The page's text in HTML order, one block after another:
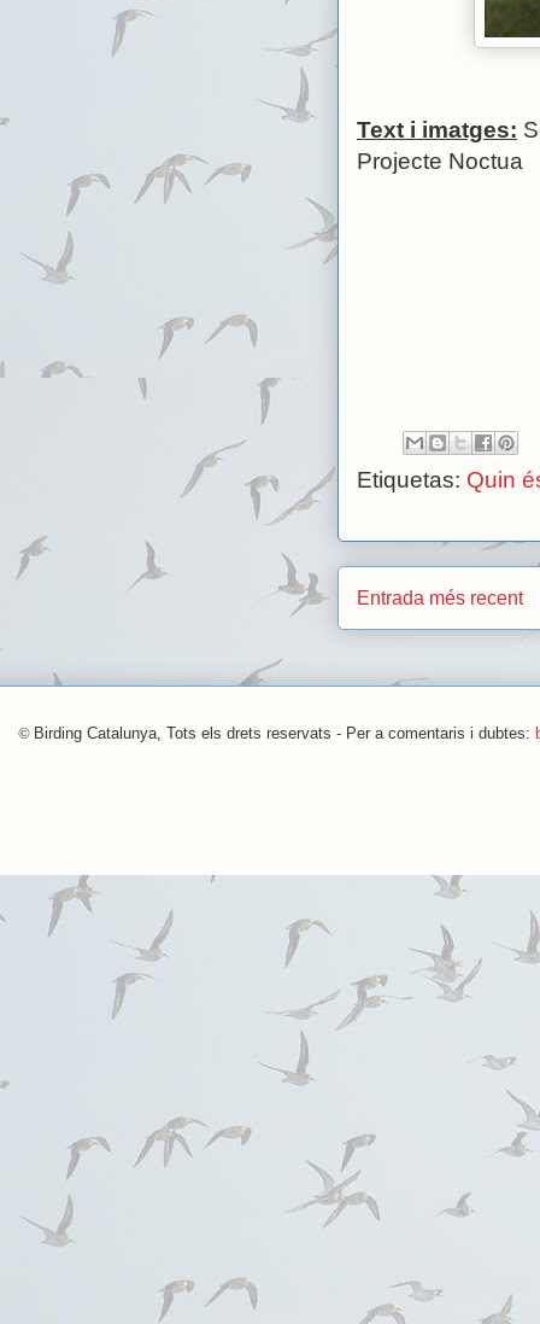
Text i imatges:
Projecte
Etiquetas: Quin
Entrada més recent
© Birding Catalunya, Tots els drets reservats - Per a comentaris i dubtes: